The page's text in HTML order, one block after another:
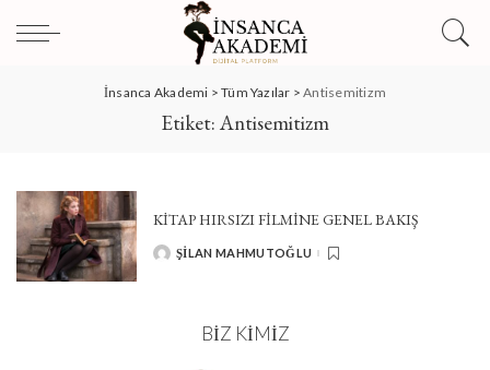
İnsanca Akademi >Tüm Yazılar >Antisemitizm
Etiket: Antisemitizm
KİTAP HIRSIZI FİLMİNE GENEL BAKIŞ
POSTED
ŞILAN MAHMUTOĞLU
BIZ KIMIZ